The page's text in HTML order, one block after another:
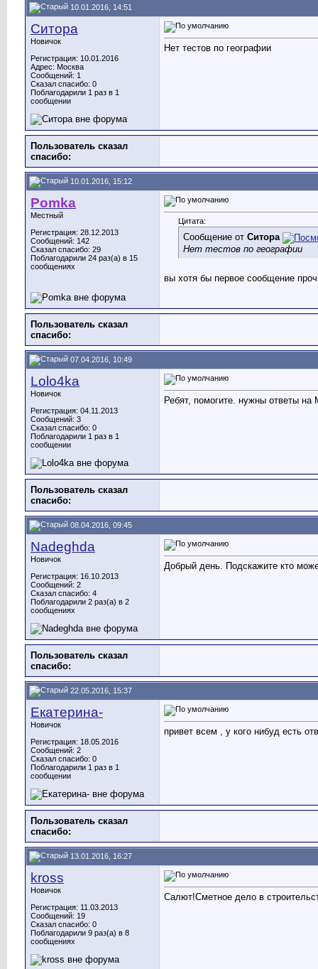
10.01.2016, 14:51
Ситора
Новичок
Регистрация: 10.01.2016
Адрес: Москва
Сообщений: 1
Сказал спасибо: 0
Поблагодарили 1 раз в 1
сообщении
Нет тестов по географии
Пользователь сказал
cпасибо:
10.01.2016, 15:12
Pomka
Местный
Регистрация: 28.12.2013
Сообщений: 142
Сказал спасибо: 29
Поблагодарили 24 раз(а) в 15
сообщениях
Цитата:
Сообщение от Ситора
Нет тестов по географии
вы хотя бы первое сообщение
Пользователь сказал
cпасибо:
07.04.2016, 10:49
Lolo4ka
Новичок
Регистрация: 04.11.2013
Сообщений: 3
Сказал спасибо: 0
Поблагодарили 1 раз в 1
сообщении
Ребят, помогите. нужны ответы на
Пользователь сказал
cпасибо:
08.04.2016, 09:45
Nadeghda
Новичок
Регистрация: 16.10.2013
Сообщений: 2
Сказал спасибо: 4
Поблагодарили 2 раз(а) в 2
сообщениях
Добрый день. Подскажите кто
Пользователь сказал
cпасибо:
22.05.2016, 15:37
Екатерина-
Новичок
Регистрация: 18.05.2016
Сообщений: 2
Сказал спасибо: 0
Поблагодарили 1 раз в 1
сообщении
привет всем , у кого нибуд
Пользователь сказал
cпасибо:
13.01.2016, 16:27
kross
Новичок
Регистрация: 11.03.2013
Сообщений: 19
Сказал спасибо: 0
Поблагодарили 9 раз(а) в 8
сообщениях
Салют!Сметное дело в